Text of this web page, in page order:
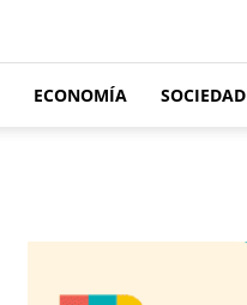
ECONOMÍA SOCIEDAD